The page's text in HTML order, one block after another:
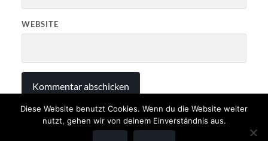
WEBSITE
Diese Website benutzt Cookies. Wenn du die Website weiter
nutzt, gehen wir von deinem Einverständnis aus.